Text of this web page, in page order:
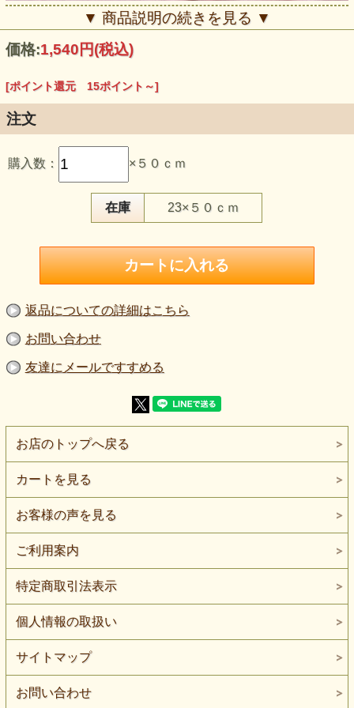
【品 番】m2424
【商品名】麻１００％ リキッドリネンボイル ピンク
【価 格】1400円＋消費税
【素 材】麻：100％
【生地の厚さ】薄手
【生地の伸び】伸びない
【風 合】一般的な麻生地よりもやわらかめで、軽やかな落
【特 徴】リネン100％の薄手ボイルです。軽さとなめらか
さを感じやすく、ブラウス、シャツ、羽織り、ワンピースな
どの大人服づくりに取り入れやすい素材です。手洗い可能
で、さらっとしたタッチやシワになりにくさも意識された、
【ご注意】本品はニット生地ではありません。伸びない織物
感を意識した方が安心です。天然素材のため、麻特有の節や
ネップ、織りムラ感が見られる場合があります。手洗い可能
※本品は3色展開です。色違いはページ下部のリンクからご
覧いただけます。
やわらかなピンクの色合いと、軽やかな落ち感が魅力のリネ
ン100％薄手服地です。
ブラウスやシャツ、羽織り、ワンピースなどに取り入れやす
い、上品なリキッドリネンボイルです。
リキッドリネンボイルという名前で流通している、
薄手のリネン100％服地です。
加工による、なめらかさや落ち感を意識したリネンとして扱
こちらも、リネンらしいナチュラルな表情を残しながら、一
般的な麻生地よりもやわらかく、軽やかな落ち感を感じやす
い印象があります。
生地は薄手で、
▼ 商品説明の続きを見る ▼
価格:1,540円(税込)
[ポイント還元 15ポイント～]
注文
購入数： ×５０ｃｍ
在庫 23×５０ｃｍ
返品についての詳細はこちら
お問い合わせ
友達にメールですすめる
お店のトップへ戻る
カートを見る
お客様の声を見る
ご利用案内
特定商取引法表示
個人情報の取扱い
サイトマップ
お問い合わせ